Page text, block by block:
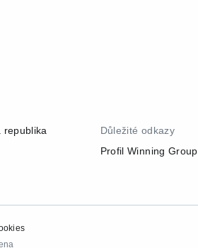
republika
Důležité odkazy
Profil Winning Group